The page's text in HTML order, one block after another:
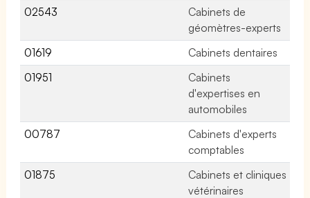
02543
Cabinets de
géomètres-experts
01619 Cabinets dentaires
01951
Cabinets
d'expertises en
automobiles
00787
Cabinets d'experts
comptables
01875
Cabinets et cliniques
vétérinaires